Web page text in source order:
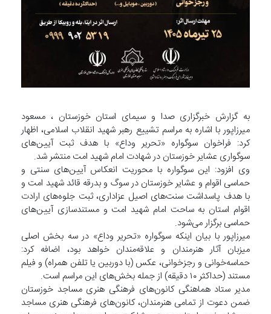
به گزارش خبرگزاری صدا و سیمای استان خوزستان ، مسعود
میرزاپور با اشاره به مراسم تشییع رهبر شهید انقلاب اسلامی، اظهار
کرد: فراخوان سوگواره «تحریر وداع» با هدف ثبت آیین‌های
سوگواری عشایر خوزستان در شهادت امام شهید امت منتشر شد.
وی افزود: این سوگواره با محوریت انعکاس آیین‌های سنتی و
حماسی اقوام و عشایر خوزستان در سوگ و بدرقه قائد شهید امت و
با هدف پاسداشت سنت‌های اصیل عزاداری، ثبت جلوه‌های ارادت
اقوام استان به ساحت امام شهید امت و مستندسازی آیین‌های
حماسی برگزار می‌شود.
میرزاپور با بیان اینکه سوگواره «تحریر وداع» در سه بخش اصلی
میزبان آثار هنرمندان و علاقه‌مندان خواهد بود، اضافه کرد:
حماسه‌خوانی و رجزخوانی، عکس (با دوربین یا تلفن همراه) و فیلم
مستند (حداکثر ۱۰ دقیقه) از جمله بخش‌های این مراسم است.
مدیر ستاد هماهنگی کانون‌های فرهنگی هنری مساجد خوزستان
ضمن دعوت از تمامی هنرمندان، کانون‌های فرهنگی هنری مساجد